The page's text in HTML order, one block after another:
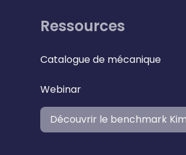
Ressources
Catalogue de mécanique
Webinar
Découvrir le benchmark